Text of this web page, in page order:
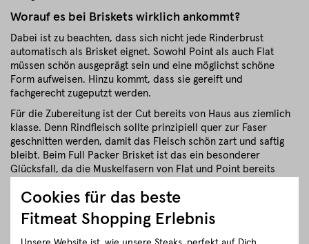
Worauf es bei Briskets wirklich ankommt?
Dabei ist zu beachten, dass sich nicht jede Rinderbrust
automatisch als Brisket eignet. Sowohl Point als auch Flat
müssen schön ausgeprägt sein und eine möglichst schöne
Form aufweisen. Hinzu kommt, dass sie gereift und
fachgerecht zugeputzt werden.
Für die Zubereitung ist der Cut bereits von Haus aus ziemlich
klasse. Denn Rindfleisch sollte prinzipiell quer zur Faser
geschnitten werden, damit das Fleisch schön zart und saftig
bleibt. Beim Full Packer Brisket ist das ein besonderer
Glücksfall, da die Muskelfasern von Flat und Point bereits
Full Packer Brisket von Fitmeat
Regionaler BBQ Genuss
Für unsere Briskets verwenden wir wunderbare Rinderrassen
Cookies für das beste
Fitmeat Shopping Erlebnis